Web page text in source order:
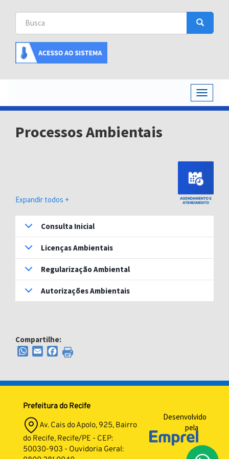
Buscar
Busca
Busca
Toggle
Processos Ambientais
Expandir todos +
Consulta Inicial
Licenças Ambientais
Regularização Ambiental
Autorizações Ambientais
Compartilhe:
WhatsApp
EmailFacebook
Prefeitura do Recife
Av. Cais do Apolo, 925, Bairro
do Recife, Recife/PE - CEP:
50030-903 - Ouvidoria Geral:
Desenvolvido
pela